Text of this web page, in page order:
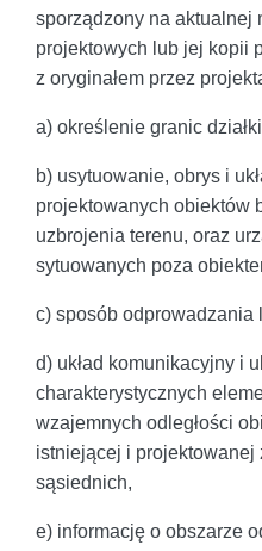
sporządzony na aktualnej
projektowych lub jej kopii
z oryginałem przez
a) określenie granic
b) usytuowanie, obrys i
projektowanych obiektów
uzbrojenia terenu, oraz
sytuowanych poza
c) sposób odprowadzania
d) układ komunikacyjny i
charakterystycznych
wzajemnych odległości
istniejącej i projektowanej
sąsiednich,
e) informację o obszarze